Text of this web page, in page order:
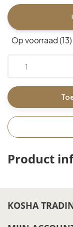
Op voorraad (13)
Product
KOSHA